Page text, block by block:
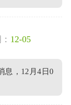
12-05
息，12月4日0